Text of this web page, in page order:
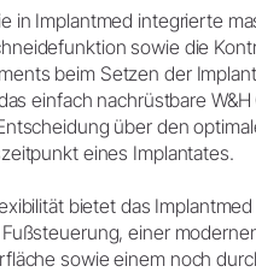
in Implantmed integrierte
sowie die
beim Setzen der
einfach nachrüstbare W&H
über den
eines Implantates.
bietet das
einer
sowie einem noch